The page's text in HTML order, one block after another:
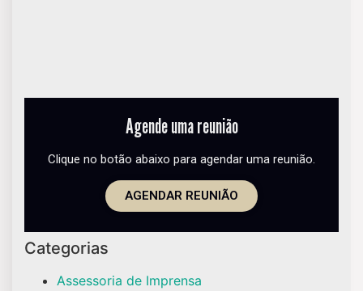
Agende uma reunião
Clique no botão abaixo para agendar uma reunião.
AGENDAR REUNIÃO
Categorias
Assessoria de Imprensa